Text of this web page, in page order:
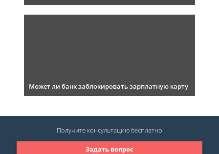
Может ли банк заблокировать зарплатную карту
Задать вопрос
Получите консультациюбесплатно